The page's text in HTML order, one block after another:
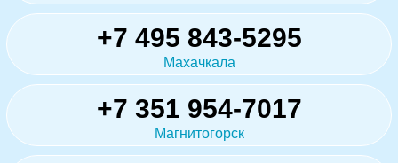
+7 495 843-5295
Махачкала
+7 351 954-7017
Магнитогорск